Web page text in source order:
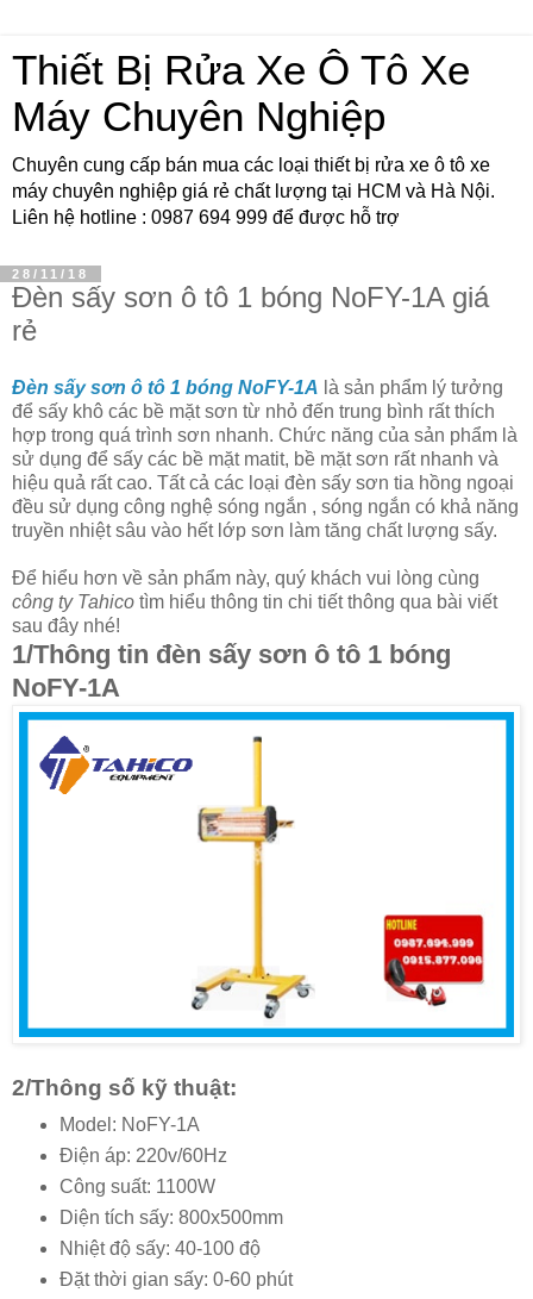
Thiết Bị Rửa Xe Ô Tô Xe
Máy Chuyên Nghiệp
Chuyên cung cấp bán mua các loại thiết bị rửa xe ô tô xe
máy chuyên nghiệp giá rẻ chất lượng tại HCM và Hà Nội.
Liên hệ hotline : 0987 694 999 để được hỗ trợ
28/11/18
Đèn sấy sơn ô tô 1 bóng NoFY-1A giá
rẻ
Đèn sấy sơn ô tô 1 bóng NoFY-1A là sản phẩm lý tưởng
để sấy khô các bề mặt sơn từ nhỏ đến trung bình rất thích
hợp trong quá trình sơn nhanh. Chức năng của sản phẩm là
sử dụng để sấy các bề mặt matit, bề mặt sơn rất nhanh và
hiệu quả rất cao. Tất cả các loại đèn sấy sơn tia hồng ngoại
đều sử dụng công nghệ sóng ngắn , sóng ngắn có khả năng
truyền nhiệt sâu vào hết lớp sơn làm tăng chất lượng sấy.
Để hiểu hơn về sản phẩm này, quý khách vui lòng cùng
công ty Tahico tìm hiểu thông tin chi tiết thông qua bài viết
sau đây nhé!
1/Thông tin đèn sấy sơn ô tô 1 bóng
NoFY-1A
2/Thông số kỹ thuật:
Model: NoFY-1A
Điện áp: 220v/60Hz
Công suất: 1100W
Diện tích sấy: 800x500mm
Nhiệt độ sấy: 40-100 độ
Đặt thời gian sấy: 0-60 phút